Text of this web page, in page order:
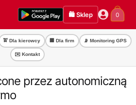
🛍️ Sklep 0
🚖 Dla kierowcy 🏢 Dla firm 📡 Monitoring GPS
✉️ Kontakt
przez autonomiczną